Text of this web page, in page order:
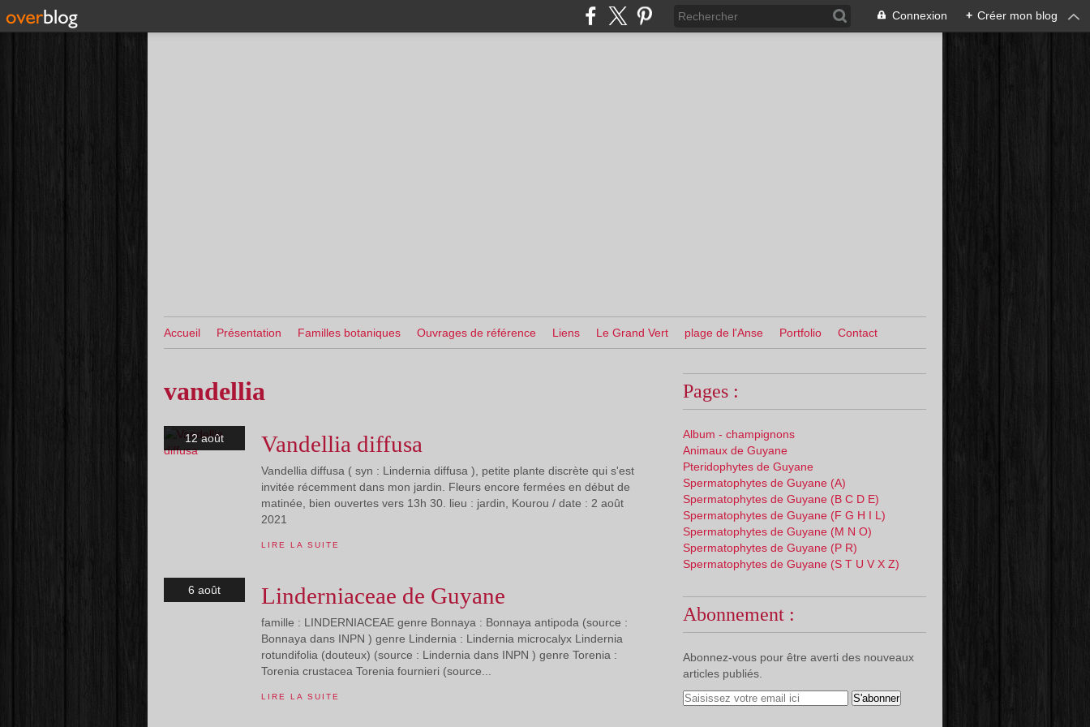
Connexion + Créer mon blog
Accueil Présentation Familles botaniques Ouvrages de référence Liens Le Grand Vert plage de l'Anse Portfolio Contact
vandellia
12 août Vandellia diffusa
Vandellia diffusa ( syn : Lindernia diffusa ), petite plante discrète qui s'est
invitée récemment dans mon jardin. Fleurs encore fermées en début de
matinée, bien ouvertes vers 13h 30. lieu : jardin, Kourou / date : 2 août
2021
LIRE LA SUITE
6 août Linderniaceae de Guyane
famille : LINDERNIACEAE genre Bonnaya : Bonnaya antipoda (source :
Bonnaya dans INPN ) genre Lindernia : Lindernia microcalyx Lindernia
rotundifolia (douteux) (source : Lindernia dans INPN ) genre Torenia :
Torenia crustacea Torenia fournieri (source...
LIRE LA SUITE
Pages :
Album - champignons
Animaux de Guyane
Pteridophytes de Guyane
Spermatophytes de Guyane (A)
Spermatophytes de Guyane (B C D E)
Spermatophytes de Guyane (F G H I L)
Spermatophytes de Guyane (M N O)
Spermatophytes de Guyane (P R)
Spermatophytes de Guyane (S T U V X Z)
Abonnement :
Abonnez-vous pour être averti des nouveaux
articles publiés.